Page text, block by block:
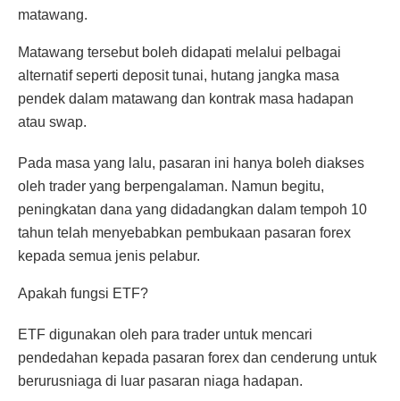
matawang.
Matawang tersebut boleh didapati melalui pelbagai
alternatif seperti deposit tunai, hutang jangka masa
pendek dalam matawang dan kontrak masa hadapan
atau swap.
Pada masa yang lalu, pasaran ini hanya boleh diakses
oleh trader yang berpengalaman. Namun begitu,
peningkatan dana yang didadangkan dalam tempoh 10
tahun telah menyebabkan pembukaan pasaran forex
kepada semua jenis pelabur.
Apakah fungsi ETF?
ETF digunakan oleh para trader untuk mencari
pendedahan kepada pasaran forex dan cenderung untuk
berurusniaga di luar pasaran niaga hadapan.